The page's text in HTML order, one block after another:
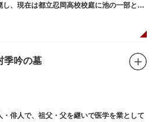
、現在は都立忍岡高校校庭に池の一部と都
残すのみです。
季吟の墓
俳人で、祖父・父を継いで医学を業として